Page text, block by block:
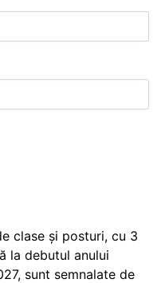
clase și posturi, cu 3
la debutul anului
sunt semnalate de